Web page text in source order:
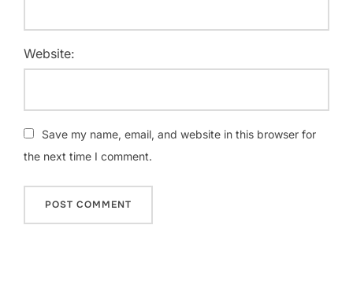
Website:
Save my name, email, and website in this browser for
the next time I comment.